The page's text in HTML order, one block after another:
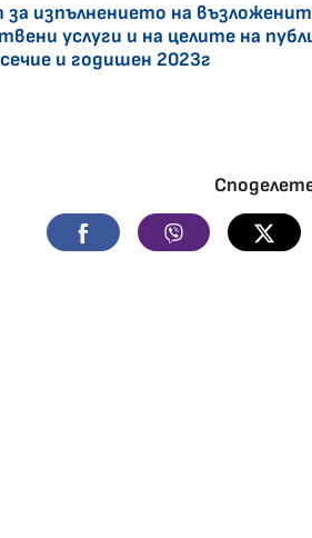
изпълнението на
услуги и на целите на
и годишен 2023г
Facebook Viber